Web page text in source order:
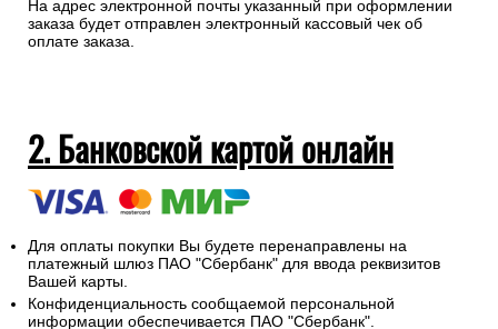
На адрес электронной почты указанный при оформлении
заказа будет отправлен электронный кассовый чек об
оплате заказа.
2. Банковской картой онлайн
Для оплаты покупки Вы будете перенаправлены на
платежный шлюз ПАО "Сбербанк" для ввода реквизитов
Вашей карты.
Конфиденциальность сообщаемой персональной
информации обеспечивается ПАО "Сбербанк".